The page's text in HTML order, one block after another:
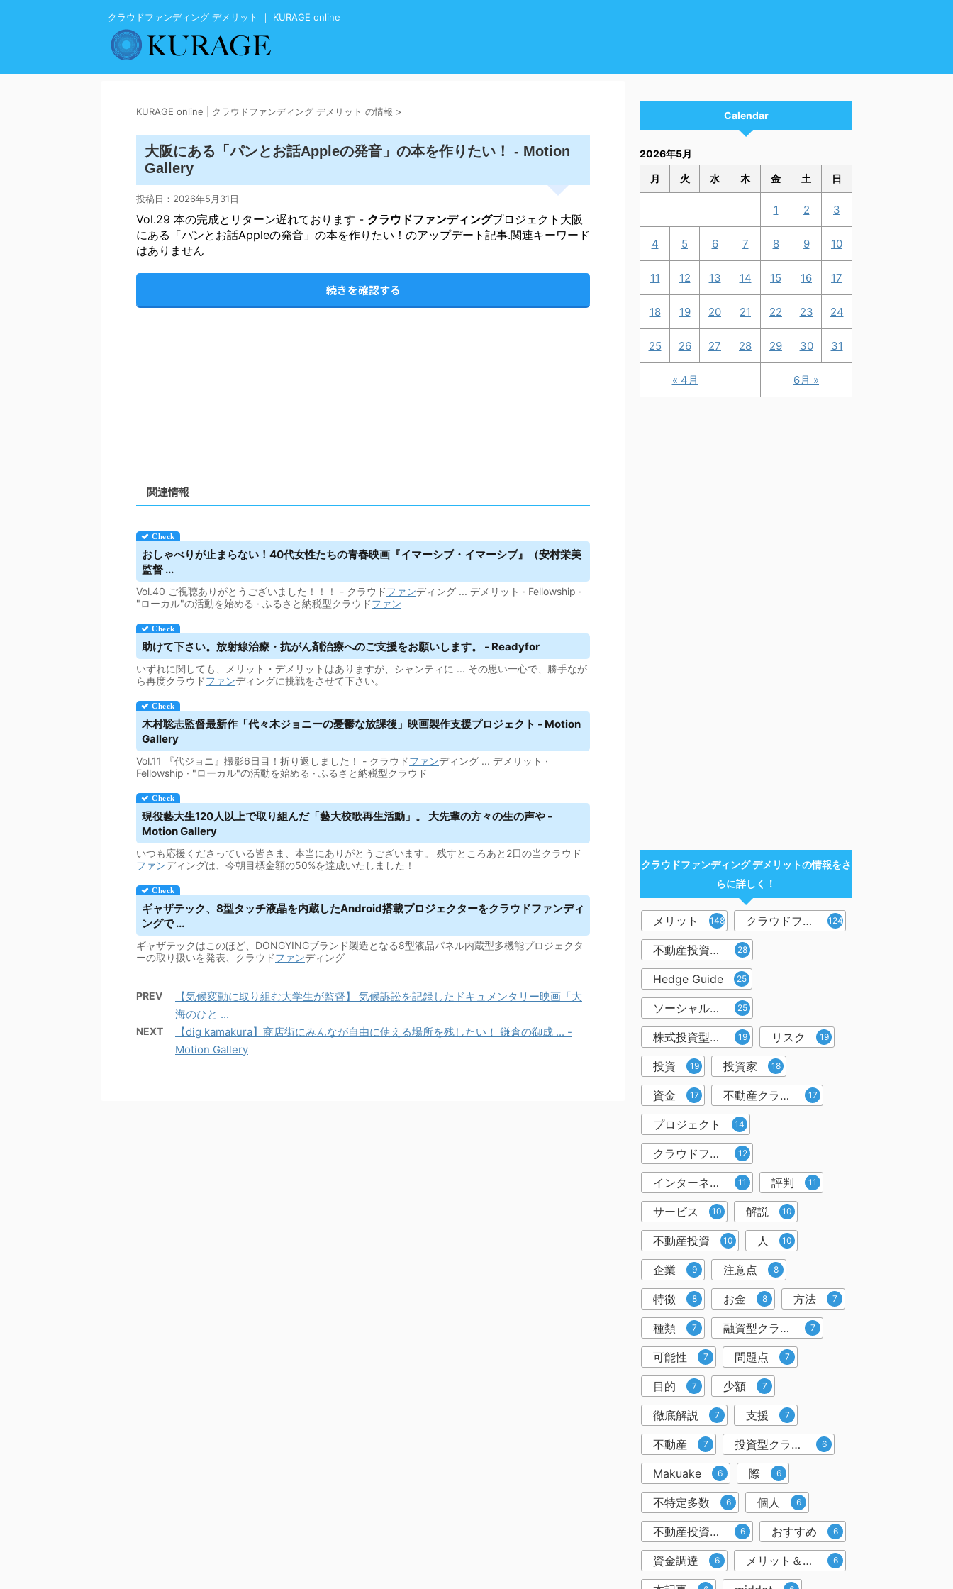
クラウドファンディング デメリット ｜ KURAGE online
KURAGE online | クラウドファンディング デメリット の情報 >
大阪にある「パンとお話Appleの発音」の本を作りたい！ - Motion
Gallery
投稿日： 2026年5月31日
Vol.29 本の完成とリターン遅れております - クラウドファンディングプロジェクト大阪
にある「パンとお話Appleの発音」の本を作りたい！のアップデート記事.関連キーワード
はありません
続きを確認する
関連情報
おしゃべりが止まらない！40代女性たちの青春映画『イマーシブ・イマーシブ』（安村栄美
監督 ...
Vol.40 ご視聴ありがとうございました！！！ - クラウドファンディング ... デメリット · Fellowship ·
"ローカル"の活動を始める · ふるさと納税型クラウドファン
助けて下さい。放射線治療・抗がん剤治療へのご支援をお願いします。 - Readyfor
いずれに関しても、メリット・デメリットはありますが、シャンティに ... その思い一心で、勝手なが
ら再度クラウドファンディングに挑戦をさせて下さい。
木村聡志監督最新作「代々木ジョニーの憂鬱な放課後」映画製作支援プロジェクト - Motion
Gallery
Vol.11 『代ジョニ』撮影6日目！折り返しました！ - クラウドファンディング ... デメリット ·
Fellowship · "ローカル"の活動を始める · ふるさと納税型クラウド
現役藝大生120人以上で取り組んだ「藝大校歌再生活動」。 大先輩の方々の生の声や -
Motion Gallery
いつも応援くださっている皆さま、本当にありがとうございます。 残すところあと2日の当クラウド
ファンディングは、今朝目標金額の50%を達成いたしました！
ギャザテック、8型タッチ液晶を内蔵したAndroid搭載プロジェクターをクラウドファンディ
ングで ...
ギャザテックはこのほど、DONGYINGブランド製造となる8型液晶パネル内蔵型多機能プロジェクタ
ーの取り扱いを発表、クラウドファンディング
PREV
【気候変動に取り組む大学生が監督】 気候訴訟を記録したドキュメンタリー映画「大
海のひと ...
NEXT
【dig kamakura】商店街にみんなが自由に使える場所を残したい！ 鎌倉の御成 ... -
Motion Gallery
Calendar
2026年5月
月 火 水 木 金 土 日
« 4月 6月 »
1 2 3
4 5 6 7 8 9 10
11 12 13 14 15 16 17
18 19 20 21 22 23 24
25 26 27 28 29 30 31
クラウドファンディング デメリットの情報をさ
らに詳しく！
メリット 148 クラウドファンディング 124
不動産投資型クラウドファンディング 28
Hedge Guide 25
ソーシャルレンディング 25
株式投資型クラウドファンディング 19 リスク 19
投資 19 投資家 18
資金 17 不動産クラウドファンディング 17
プロジェクト 14
クラウドファンディング投資 12
インターネット 11 評判 11
サービス 10 解説 10
不動産投資 10 人 10
企業 9 注意点 8
特徴 8 お金 8 方法 7
種類 7 融資型クラウドファンディング 7
可能性 7 問題点 7
目的 7 少額 7
徹底解説 7 支援 7
不動産 7 投資型クラウドファンディング 6
Makuake 6 際 6
不特定多数 6 個人 6
不動産投資クラウドファンディング 6 おすすめ 6
資金調達 6 メリット＆デメリット 6